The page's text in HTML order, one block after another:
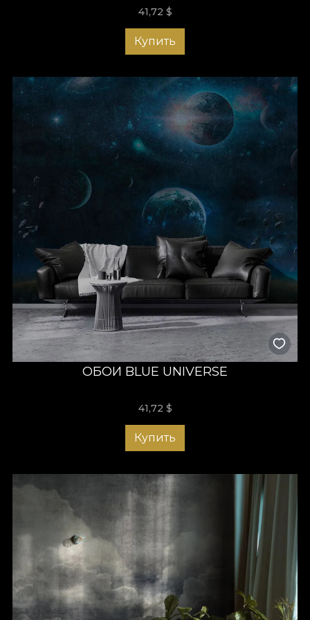
намерением и магией. Они превращаются в предметы,
способные трансформировать. Точнее — вас.
Если вы дополняете интерьер декором, который вас
возвышает и заставляет душу откликаться, вы начнёте жить
отпечаток на вас. И это работает и в обратную сторону.
Коллекция обоев The Book of Sky говорит о тайнах неба, о
свободе облаков, о силе и загадочности луны. Всё это
воплощает состояние благополучия и гармонии с собой в
пространстве, которое вы называете домом.
Коллекция, подходящая для
любого интерьера
Если вы хотите внести изменения в интерьер, эта
коллекция обоев — подходящий выбор. По цветовой
палитре серия универсальна и подходит для любого стиля
интерьера. Независимо от того, предпочитаете ли вы
минимализм, эклектику или современность, выбирайте
атмосферные обои. Мотивы с облаками, звёздным небом
или таинственной луной гармонируют с любым декором.
Минималистичные интерьеры
Белая мебель, шторы из натуральных тканей — хлопка или
льна. Диван в естественных тонах, простой ковёр,
несколько аксессуаров. Чтобы добавить энергии, нужны
должны дополнять палитру, а не создавать резкий
контраст. Модель с пушистыми облаками, выполненная с
нарушая визуальную целостность.
Эклектичные интерьеры
Вельвет, яркие цвета, массивная деревянная мебель в
сочетании с индустриальными элементами. Ритмичные
контрасты тёплого и холодного, дополняющие тона,
которые играют вместе. Много узоров, крупные цветы,
зелёные растения и элементы традиционного румынского
декора. Для дополнительной глубины выберите обои,
которые приносят закат в центр вашего дома. А если вы
любите мечтать с открытыми глазами — откажитесь от
привычного белого потолка. Поклейте обои,
рассказывающие историю древних звёзд. Так вы будете
41,72 $
Купить
ОБОИ BLUE UNIVERSE
41,72 $
Купить